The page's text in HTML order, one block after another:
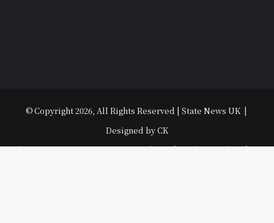
© Copyright 2026, All Rights Reserved | State News UK |
Designed by CK
विधानसभा चुनाव 2022
उत्तराखंड उत्तर प्रदेश धर्म-संस्कृति राजनीति
पर्यटन